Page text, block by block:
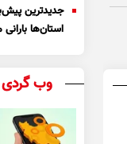
جدیدترین
استان‌ها
وب گردی